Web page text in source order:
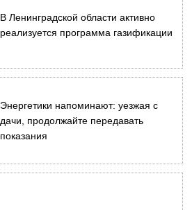
В Ленинградской области активно
реализуется программа газификации
Энергетики напоминают: уезжая с
дачи, продолжайте передавать
показания